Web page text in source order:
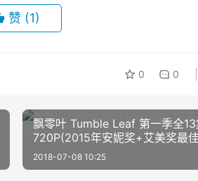
赞 (1)
0 0
飘零叶 Tumble Leaf 第一季全
720P(2015年安妮奖+艾美奖最
盘
2018-07-08 10:25